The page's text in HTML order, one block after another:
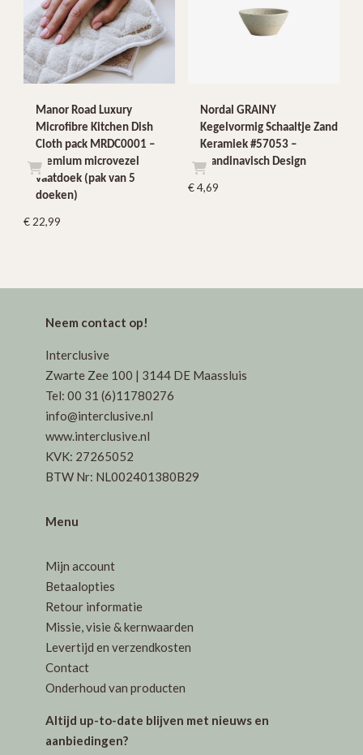
Manor Road Luxury
Microfibre Kitchen Dish
Cloth pack MRDC0001 –
premium microvezel
vaatdoek (pak van 5
doeken)
€ 22,99
Nordal GRAINY
Kegelvormig Schaaltje Zand
Keramiek #57053 –
Scandinavisch Design
€4,69
Neem contact op!
Interclusive
Zwarte Zee 100 | 3144 DE Maassluis
Tel: 00 31 (6)11780276
info@interclusive.nl
www.interclusive.nl
KVK: 27265052
BTW Nr: NL002401380B29
Menu
Mijn account
Betaalopties
Retour informatie
Missie, visie & kernwaarden
Levertijd en verzendkosten
Contact
Onderhoud van producten
Altijd up-to-date blijven met nieuws en
aanbiedingen?